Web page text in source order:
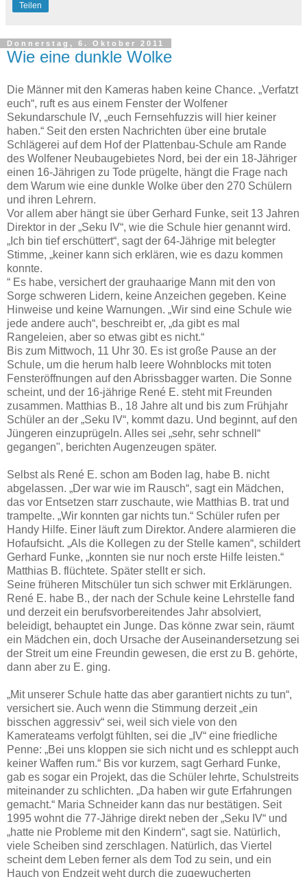
Teilen
Donnerstag, 6. Oktober 2011
Wie eine dunkle Wolke
Die Männer mit den Kameras haben keine Chance. „Verfatzt
euch“, ruft es aus einem Fenster der Wolfener
Sekundarschule IV, „euch Fernsehfuzzis will hier keiner
haben.“ Seit den ersten Nachrichten über eine brutale
Schlägerei auf dem Hof der Plattenbau-Schule am Rande
des Wolfener Neubaugebietes Nord, bei der ein 18-Jähriger
einen 16-Jährigen zu Tode prügelte, hängt die Frage nach
dem Warum wie eine dunkle Wolke über den 270 Schülern
und ihren Lehrern.
Vor allem aber hängt sie über Gerhard Funke, seit 13 Jahren
Direktor in der „Seku IV“, wie die Schule hier genannt wird.
„Ich bin tief erschüttert“, sagt der 64-Jährige mit belegter
Stimme, „keiner kann sich erklären, wie es dazu kommen
konnte.
“ Es habe, versichert der grauhaarige Mann mit den von
Sorge schweren Lidern, keine Anzeichen gegeben. Keine
Hinweise und keine Warnungen. „Wir sind eine Schule wie
jede andere auch“, beschreibt er, „da gibt es mal
Rangeleien, aber so etwas gibt es nicht.“
Bis zum Mittwoch, 11 Uhr 30. Es ist große Pause an der
Schule, um die herum halb leere Wohnblocks mit toten
Fensteröffnungen auf den Abrissbagger warten. Die Sonne
scheint, und der 16-jährige René E. steht mit Freunden
zusammen. Matthias B., 18 Jahre alt und bis zum Frühjahr
Schüler an der „Seku IV“, kommt dazu. Und beginnt, auf den
Jüngeren einzuprügeln. Alles sei „sehr, sehr schnell“
gegangen", berichten Augenzeugen später.
Selbst als René E. schon am Boden lag, habe B. nicht
abgelassen. „Der war wie im Rausch“, sagt ein Mädchen,
das vor Entsetzen starr zuschaute, wie Matthias B. trat und
trampelte. „Wir konnten gar nichts tun.“ Schüler rufen per
Handy Hilfe. Einer läuft zum Direktor. Andere alarmieren die
Hofaufsicht. „Als die Kollegen zu der Stelle kamen“, schildert
Gerhard Funke, „konnten sie nur noch erste Hilfe leisten.“
Matthias B. flüchtete. Später stellt er sich.
Seine früheren Mitschüler tun sich schwer mit Erklärungen.
René E. habe B., der nach der Schule keine Lehrstelle fand
und derzeit ein berufsvorbereitendes Jahr absolviert,
beleidigt, behauptet ein Junge. Das könne zwar sein, räumt
ein Mädchen ein, doch Ursache der Auseinandersetzung sei
der Streit um eine Freundin gewesen, die erst zu B. gehörte,
dann aber zu E. ging.
„Mit unserer Schule hatte das aber garantiert nichts zu tun“,
versichert sie. Auch wenn die Stimmung derzeit „ein
bisschen aggressiv“ sei, weil sich viele von den
Kamerateams verfolgt fühlten, sei die „IV“ eine friedliche
Penne: „Bei uns kloppen sie sich nicht und es schleppt auch
keiner Waffen rum.“ Bis vor kurzem, sagt Gerhard Funke,
gab es sogar ein Projekt, das die Schüler lehrte, Schulstreits
miteinander zu schlichten. „Da haben wir gute Erfahrungen
gemacht.“ Maria Schneider kann das nur bestätigen. Seit
1995 wohnt die 77-Jährige direkt neben der „Seku IV“ und
„hatte nie Probleme mit den Kindern“, sagt sie. Natürlich,
viele Scheiben sind zerschlagen. Natürlich, das Viertel
scheint dem Leben ferner als dem Tod zu sein, und ein
Hauch von Endzeit weht durch die zugewucherten